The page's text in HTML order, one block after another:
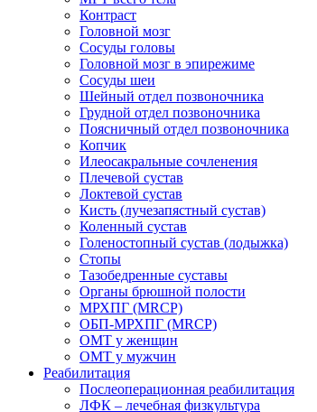
Контраст
Головной мозг
Сосуды головы
Головной мозг в эпирежиме
Сосуды шеи
Шейный отдел позвоночника
Грудной отдел позвоночника
Поясничный отдел позвоночника
Копчик
Илеосакральные сочленения
Плечевой сустав
Локтевой сустав
Кисть (лучезапястный сустав)
Коленный сустав
Голеностопный сустав (лодыжка)
Стопы
Тазобедренные суставы
Органы брюшной полости
МРХПГ (MRCP)
ОБП-МРХПГ (MRCP)
ОМТ у женщин
ОМТ у мужчин
Реабилитация
Послеоперационная реабилитация
ЛФК – лечебная физкультура